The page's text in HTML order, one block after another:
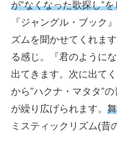
が”なくなった歌探し”
『ジャングル・ブック
ズムを聞かせてくれま
る感じ。『君のように
出てきます。次に出て
から”ハクナ・マタタ”
が繰り広げられます。
ミスティックリズム(昔